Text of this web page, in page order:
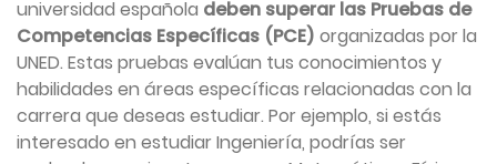
universidad española deben superar las Pruebas de
Competencias Específicas (PCE) organizadas por la
UNED. Estas pruebas evalúan tus conocimientos y
habilidades en áreas específicas relacionadas con la
carrera que deseas estudiar. Por ejemplo, si estás
interesado en estudiar Ingeniería, podrías ser